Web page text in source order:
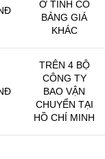
Ở TỈNH CÓ
BẢNG GIÁ
KHÁC
TRÊN 4 BỘ
CÔNG TY
BAO VẬN
CHUYỂN TẠI
HỒ CHÍ MINH